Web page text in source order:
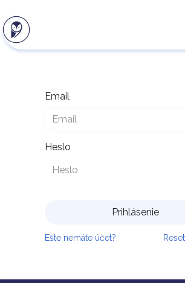
Email
Heslo
Prihlásenie
Ešte nemáte účet?